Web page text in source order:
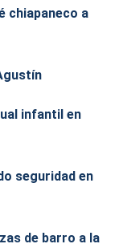
chiapaneco a
infantil en
seguridad en
de barro a la